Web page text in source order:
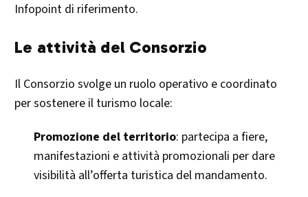
Infopoint di riferimento.
Le attività del Consorzio
Il Consorzio svolge un ruolo operativo e coordinato
per sostenere il turismo locale:
Promozione del territorio: partecipa a fiere,
manifestazioni e attività promozionali per dare
visibilità all’offerta turistica del mandamento.